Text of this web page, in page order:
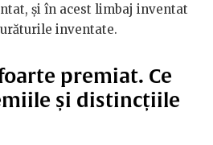
și în acest limbaj inventat
inventate.
premiat. Ce
și distincțiile